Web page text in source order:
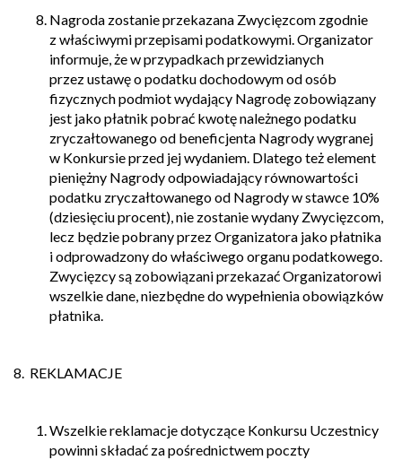
Nagroda zostanie przekazana Zwycięzcom zgodnie
z właściwymi przepisami podatkowymi. Organizator
informuje, że w przypadkach przewidzianych
przez ustawę o podatku dochodowym od osób
fizycznych podmiot wydający Nagrodę zobowiązany
jest jako płatnik pobrać kwotę należnego podatku
zryczałtowanego od beneficjenta Nagrody wygranej
w Konkursie przed jej wydaniem. Dlatego też element
pieniężny Nagrody odpowiadający równowartości
podatku zryczałtowanego od Nagrody w stawce 10%
(dziesięciu procent), nie zostanie wydany Zwycięzcom,
lecz będzie pobrany przez Organizatora jako płatnika
i odprowadzony do właściwego organu podatkowego.
Zwycięzcy są zobowiązani przekazać Organizatorowi
wszelkie dane, niezbędne do wypełnienia obowiązków
płatnika.
8. REKLAMACJE
Wszelkie reklamacje dotyczące Konkursu Uczestnicy
powinni składać za pośrednictwem poczty